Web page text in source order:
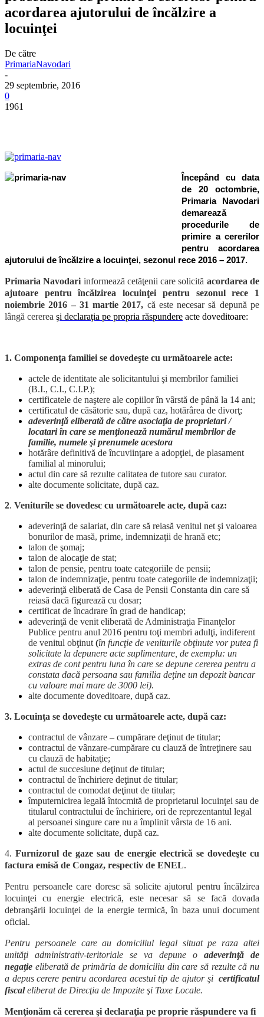
acordarea ajutorului de încălzire a
locuinţei
De către
PrimariaNavodari
-
29 septembrie, 2016
0
1961
Începând cu data
de 20 octombrie,
Primaria Navodari
demarează
procedurile de
primire a cererilor
pentru acordarea
ajutorului de încălzire a locuinţei, sezonul rece 2016 – 2017.
Primaria Navodari informează cetăţenii care solicită acordarea de
ajutoare pentru încălzirea locuinţei pentru sezonul rece 1
noiembrie 2016 – 31 martie 2017, că este necesar să depună pe
lângă cererea şi declaraţia pe propria răspundere acte doveditoare:
1. Componenţa familiei se dovedeşte cu următoarele acte:
actele de identitate ale solicitantului şi membrilor familiei
(B.I., C.I., C.I.P.);
certificatele de naştere ale copiilor în vârstă de până la 14 ani;
certificatul de căsătorie sau, după caz, hotărârea de divorţ;
adeverinţă eliberată de către asociaţia de proprietari /
locatari în care se menţionează numărul membrilor de
familie, numele şi prenumele acestora
hotărâre definitivă de încuviinţare a adopţiei, de plasament
familial al minorului;
actul din care să rezulte calitatea de tutore sau curator.
alte documente solicitate, după caz.
2. Veniturile se dovedesc cu următoarele acte, după caz:
adeverinţă de salariat, din care să reiasă venitul net şi valoarea
bonurilor de masă, prime, indemnizaţii de hrană etc;
talon de şomaj;
talon de alocaţie de stat;
talon de pensie, pentru toate categoriile de pensii;
talon de indemnizaţie, pentru toate categoriile de indemnizaţii;
adeverinţă eliberată de Casa de Pensii Constanta din care să
reiasă dacă figurează cu dosar;
certificat de încadrare în grad de handicap;
adeverinţă de venit eliberată de Administraţia Finanţelor
Publice pentru anul 2016 pentru toţi membri adulţi, indiferent
de venitul obţinut (în funcţie de veniturile obţinute vor putea fi
solicitate la depunere acte suplimentare, de exemplu: un
extras de cont pentru luna în care se depune cererea pentru a
constata dacă persoana sau familia deţine un depozit bancar
cu valoare mai mare de 3000 lei).
alte documente doveditoare, după caz.
3. Locuinţa se dovedeşte cu următoarele acte, după caz:
contractul de vânzare – cumpărare deţinut de titular;
contractul de vânzare-cumpărare cu clauză de întreţinere sau
cu clauză de habitaţie;
actul de succesiune deţinut de titular;
contractul de închiriere deţinut de titular;
contractul de comodat deţinut de titular;
împuternicirea legală întocmită de proprietarul locuinţei sau de
titularul contractului de închiriere, ori de reprezentantul legal
al persoanei singure care nu a împlinit vârsta de 16 ani.
alte documente solicitate, după caz.
4. Furnizorul de gaze sau de energie electrică se dovedeşte cu
factura emisă de Congaz, respectiv de ENEL.
Pentru persoanele care doresc să solicite ajutorul pentru încălzirea
locuinţei cu energie electrică, este necesar să se facă dovada
debranşării locuinţei de la energie termică, în baza unui document
oficial.
Pentru persoanele care au domiciliul legal situat pe raza altei
unităţi administrativ-teritoriale se va depune o adeverinţă de
negaţie eliberată de primăria de domiciliu din care să rezulte că nu
a depus cerere pentru acordarea acestui tip de ajutor şi certificatul
fiscaleliberat de Direcţia de Impozite şi Taxe Locale.
Menţionăm că cererea şi declaraţia pe proprie răspundere va fi